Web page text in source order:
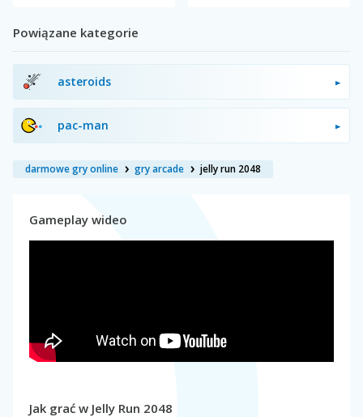
Powiązane kategorie
asteroids
pac-man
darmowe gry online gry arcade jelly run 2048
Gameplay wideo
Jak grać w Jelly Run 2048